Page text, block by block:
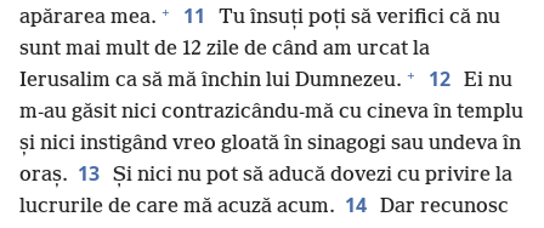
apărarea mea. + 11
Tu însuți poți să verifici că nu
sunt mai mult de 12 zile de când am urcat la
Ierusalim ca să mă închin lui Dumnezeu. + 12 Ei nu
m-au găsit nici contrazicându-mă cu cineva în templu
și nici instigând vreo gloată în sinagogi sau undeva în
oraș. 13 Și nici nu pot să aducă dovezi cu privire la
lucrurile de care mă acuză acum. 14 Dar recunosc